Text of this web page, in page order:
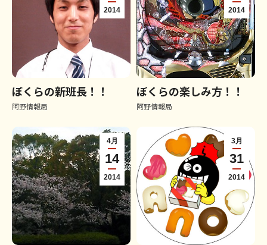
2014
ぼくらの新班長！！
阿野情報局
2014
ぼくらの楽しみ方！！
阿野情報局
4月
14
2014
3月
31
2014